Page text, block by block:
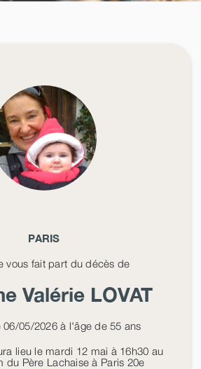
PARIS
vous fait part du décès de
Valérie LOVAT
06/05/2026 à l'âge de 55 ans
lieu le mardi 12 mai à 16h30 au
du Père Lachaise à Paris 20e